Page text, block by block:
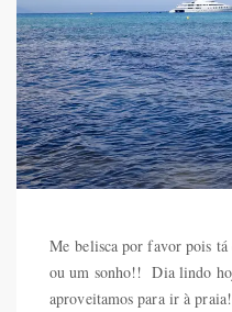
Me belisca por favor pois
ou um sonho!! Dia lindo
aproveitamos para ir à